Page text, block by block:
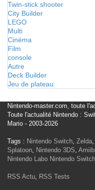
Twin-stick shooter
City Builder
LEGO
Multi
Cinéma
Film
console
Autre
Deck Builder
Jeu de plateau
Nintendo-master.com, toute
Toute l'actualité Nintendo :
Mario - 2003-2026
Tags : Nintendo Switch, Zelda,
Splatoon, Nintendo 3DS,
Nintendo Labo Nintendo
RSS Actu, RSS Tests